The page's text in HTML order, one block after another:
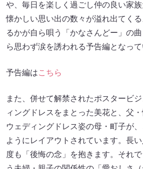
や、毎日を楽しく過ごし仲の良い家
懐かしい思い出の数々が溢れ出てく
るかが自ら唄う「かなさんどー」の
ら思わず涙を誘われる予告編となって
予告編はこちら
また、併せて解禁されたポスタービ
ィングドレスをまとった美花と、父
ウェディングドレス姿の母・町子が
ようにレイアウトされています。長
度も「後悔の念」を抱きます。それ